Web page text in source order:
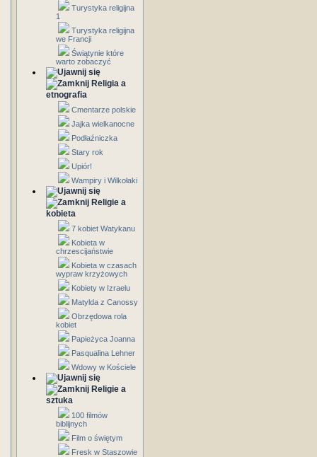
Turystyka religijna
1
Turystyka religijna
we Francji
Świątynie które
warto zobaczyć
Religia a
etnografia
Cmentarze polskie
Jajka wielkanocne
Podłaźniczka
Stary rok
Upiór!
Wampiry i Wilkołaki
Religie a
kobieta
7 kobiet Watykanu
Kobieta w
chrzescijaństwie
Kobieta w czasach
wypraw krzyżowych
Kobiety w Izraelu
Matylda z Canossy
Obrzędowa rola
kobiet
Papieżyca Joanna
Pasqualina Lehner
Wdowy w Kościele
Religie a
sztuka
100 filmów
biblijnych
Film o świętym
Fresk w Staszowie